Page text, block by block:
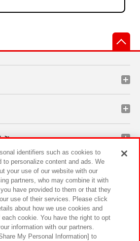
ぶ
ーン
ステナビリティ サイトポリシー
ウェブアクセシビリティ方針と検証結果
identifiers such as cookies to
to personalize content and ads. We
your use of our website with our
partners, who may combine it with
have provided to them or that they
use of their services. Please click
about how we use cookies and
cookie. You have the right to opt
information with our partners.
My Personal Information] to